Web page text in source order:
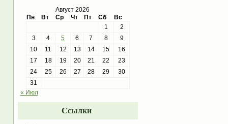
Август 2026
Пн
Вт Ср Чт Пт Сб
Вс
1
2
3
4 5 6 7 8
9
10
11 12 13 14 15
16
17
18 19 20 21 22
23
24
25 26 27 28 29
30
31
« Июл
Ссылки